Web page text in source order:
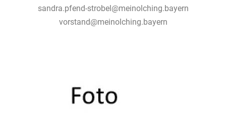
sandra.pfend-strobel@meinolching.bayern
vorstand@meinolching.bayern